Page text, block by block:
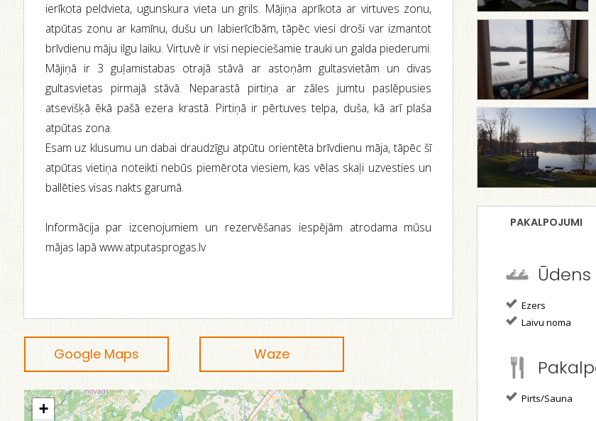
ierīkota peldvieta, ugunskura vieta un grils. Mājiņa aprīkota ar virtuves zonu,
atpūtas zonu ar kamīnu, dušu un labierīcībām, tāpēc viesi droši var izmantot
brīvdienu māju ilgu laiku. Virtuvē ir visi nepieciešamie trauki un galda piederumi.
Mājiņā ir 3 guļamistabas otrajā stāvā ar astoņām gultasvietām un divas
gultasvietas pirmajā stāvā. Neparastā pirtiņa ar zāles jumtu paslēpusies
atsevišķā ēkā pašā ezera krastā. Pirtiņā ir pērtuves telpa, duša, kā arī plaša
atpūtas zona.
Esam uz klusumu un dabai draudzīgu atpūtu orientēta brīvdienu māja, tāpēc šī
atpūtas vietiņa noteikti nebūs piemērota viesiem, kas vēlas skaļi uzvesties un
ballēties visas nakts garumā.
Informācija par izcenojumiem un rezervēšanas iespējām atrodama mūsu
mājas lapā www.atputasprogas.lv
Google Maps Waze
+
PAKALPOJUMI
Ūdens
Ezers
Laivu noma
Pirts/Sauna